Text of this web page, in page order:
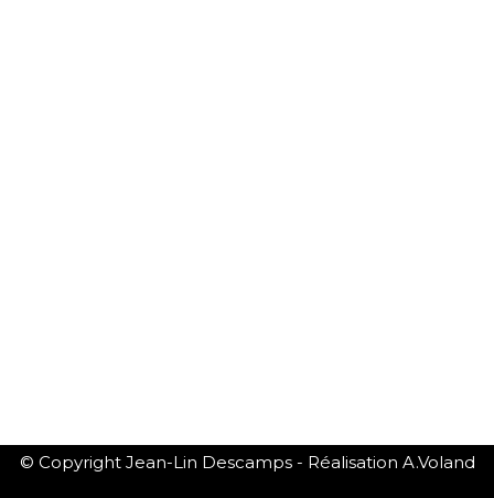
© Copyright Jean-Lin Descamps - Réalisation A.Voland